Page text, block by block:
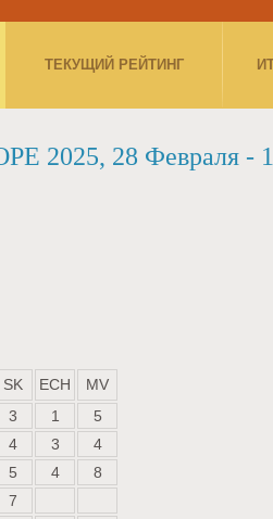
ТЕКУЩИЙ РЕЙТИНГ
2025, 28 Февраля -
SK ECH
MV
3 1
5
4 3
4
5 4
8
7